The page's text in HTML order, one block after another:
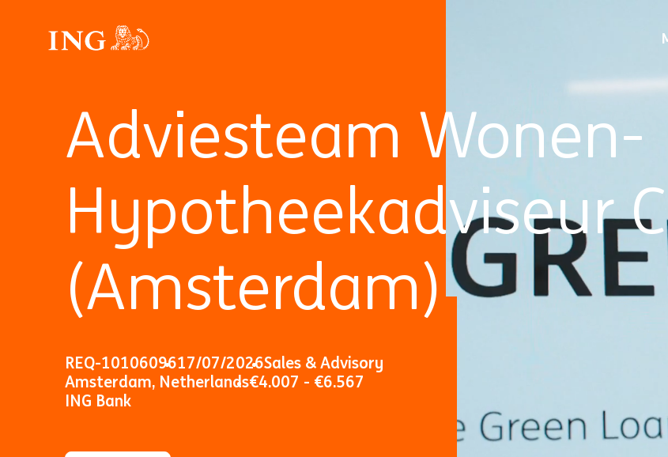
Adviesteam Wonen-
Hypotheekadviseur
(Amsterdam)
REQ-1010609617/07/2026Sales & Advisory
Amsterdam, Netherlands€4.007 - €6.567
ING Bank